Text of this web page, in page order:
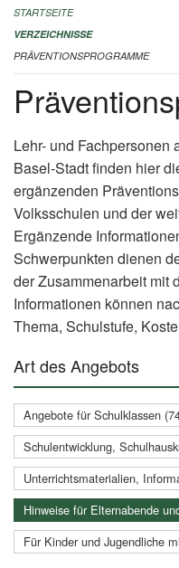
IMPRESSUM
STARTSEITE
VERZEICHNISSE
PRÄVENTIONSPROGRAMME
Lehr- und Fachpersonen
Basel-Stadt finden hier
ergänzenden
Volksschulen und der
Ergänzende
Schwerpunkten dienen
der Zusammenarbeit mit
Informationen können
Thema, Schulstufe,
Art des Angebots
Angebote für Schulklassen
Schulentwicklung,
Unterrichtsmaterialien,
Hinweise für Elternabende
Für Kinder und Jugendliche